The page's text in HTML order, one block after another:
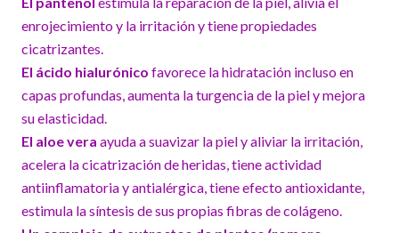
enrojecimiento y la irritación y tiene propiedades
cicatrizantes.
El ácido hialurónico favorece la hidratación incluso en
capas profundas, aumenta la turgencia de la piel y mejora
su elasticidad.
El aloe vera ayuda a suavizar la piel y aliviar la irritación,
acelera la cicatrización de heridas, tiene actividad
antiinflamatoria y antialérgica, tiene efecto antioxidante,
estimula la síntesis de sus propias fibras de colágeno.